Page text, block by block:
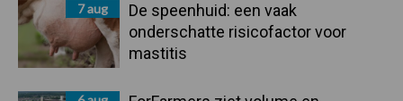
7 aug
De speenhuid: een vaak
onderschatte risicofactor voor
mastitis